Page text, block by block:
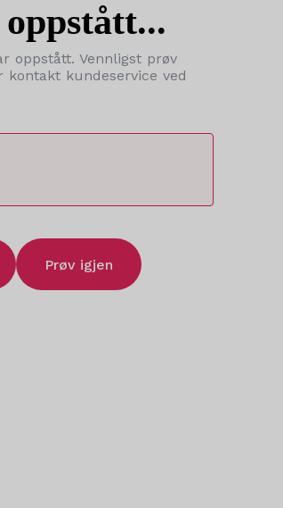
oppstått. Vennligst prøv
kontakt kundeservice ved
Prøv igjen